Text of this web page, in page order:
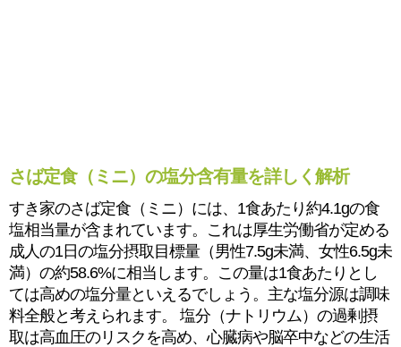
さば定食（ミニ）の塩分含有量を詳しく解析
すき家のさば定食（ミニ）には、1食あたり約4.1gの食
塩相当量が含まれています。これは厚生労働省が定める
成人の1日の塩分摂取目標量（男性7.5g未満、女性6.5g未
満）の約58.6%に相当します。この量は1食あたりとし
ては高めの塩分量といえるでしょう。主な塩分源は調味
料全般と考えられます。 塩分（ナトリウム）の過剰摂
取は高血圧のリスクを高め、心臓病や脳卒中などの生活